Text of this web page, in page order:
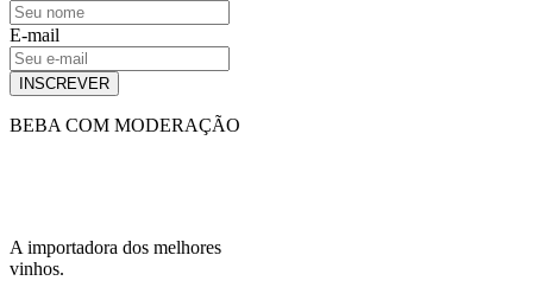
E-mail
INSCREVER
BEBA COM MODERAÇÃO
A importadora dos melhores
vinhos.